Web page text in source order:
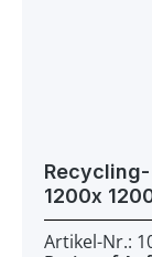
Recycling-
Artikel-Nr.: